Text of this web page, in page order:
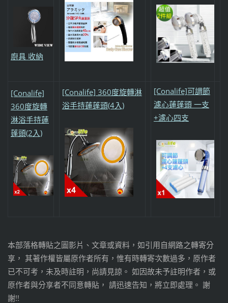
廚具 收納
[Conalife]
360度旋轉
淋浴手持蓮
蓬頭(2入)
[Conalife] 360度旋轉淋
浴手持蓮蓬頭(4入)
[Conalife]可調節
濾心蓮蓬頭 一支
+濾心四支
本部落格轉貼之圖影片、文章或資料，如引用自網路之轉寄分
享， 其著作權皆屬原作者所有，惟有時轉寄次數過多，原作者
已不可考，未及時註明，尚請見諒。 如因故未予註明作者，或
原作者與分享者不同意轉貼， 請迅速告知，將立即處理。 謝
謝!!